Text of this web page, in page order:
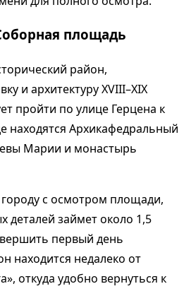
площадь
район,
и архитектуру XVIII–XIX
пройти по улице Герцена к
находятся Архикафедральный
Марии и монастырь
с осмотром площади,
деталей займет около 1,5
первый день
находится недалеко от
откуда удобно вернуться к